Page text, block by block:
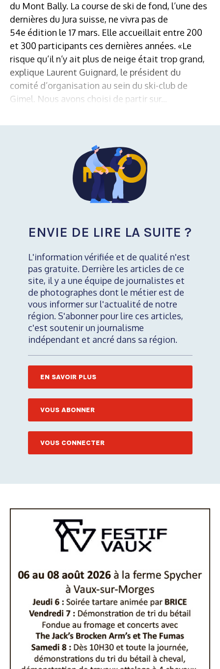
du Mont Bally. La course de ski de fond, l’une des
dernières du Jura suisse, ne vivra pas de
54e édition le 17 mars. Elle accueillait entre 200
et 300 participants ces dernières années. «Le
risque qu’il n’y ait plus de neige était trop grand,
explique Laurent Guignard, le président du
comité d’organisation au sein du ski-club de
Gimel. Nous avons choisi de partir sur...
ENVIE DE LIRE LA SUITE ?
L'information vérifiée et de qualité n'est
pas gratuite. Derrière les articles de ce
site, il y a une équipe de journalistes et
de photographes dont le métier est de
vous informer sur l'actualité de notre
région. S'abonner pour lire ces articles,
c'est soutenir un journalisme
indépendant et ancré dans sa région.
EN SAVOIR PLUS
VOUS ABONNER
VOUS CONNECTER